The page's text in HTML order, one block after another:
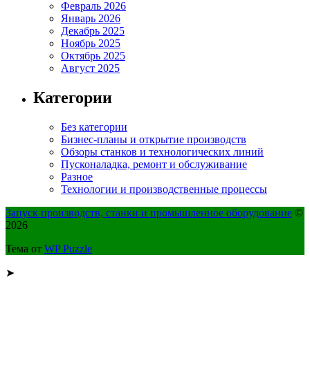
Февраль 2026
Январь 2026
Декабрь 2025
Ноябрь 2025
Октябрь 2025
Август 2025
Категории
Без категории
Бизнес-планы и открытие производств
Обзоры станков и технологических линий
Пусконаладка, ремонт и обслуживание
Разное
Технологии и производственные процессы
Запуск производств, станки и промышленное оборудование ©
2026
Тема от WP Puzzle
➤